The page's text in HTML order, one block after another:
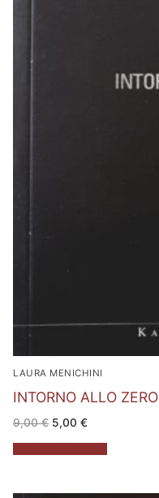
LAURA MENICHINI
INTORNO ALLO ZERO
9,00€ Il
prezzo
originale
era:
5,00 €Il
attuale
è: